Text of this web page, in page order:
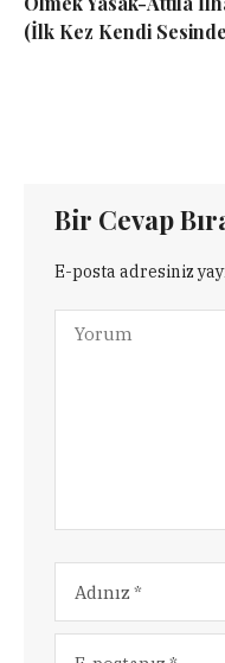
(İlk Kez Kendi
Bir Cevap
E-posta adresiniz